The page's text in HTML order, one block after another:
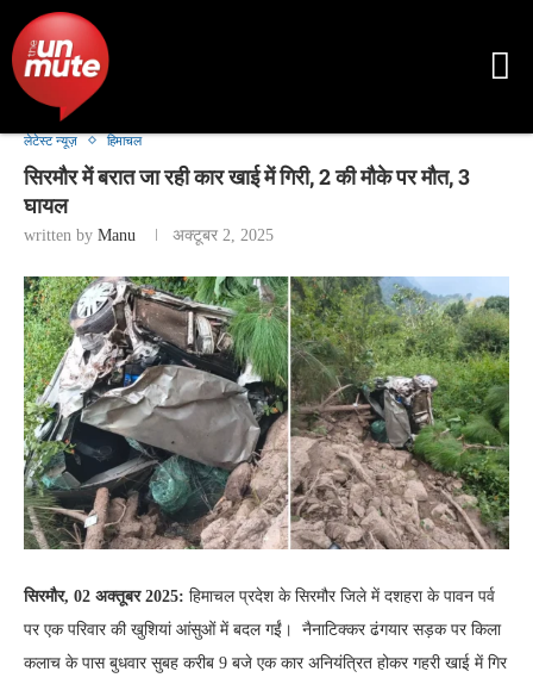
लेटेस्ट न्यूज़ हिमाचल
सिरमौर में बरात जा रही कार खाई में गिरी, 2 की मौके पर मौत, 3
घायल
written by Manu अक्टूबर 2, 2025
सिरमौर, 02 अक्तूबर 2025: हिमाचल प्रदेश के सिरमौर जिले में दशहरा के पावन पर्व
पर एक परिवार की खुशियां आंसुओं में बदल गईं। नैनाटिक्कर ढंगयार सड़क पर किला
कलाच के पास बुधवार सुबह करीब 9 बजे एक कार अनियंत्रित होकर गहरी खाई में गिर